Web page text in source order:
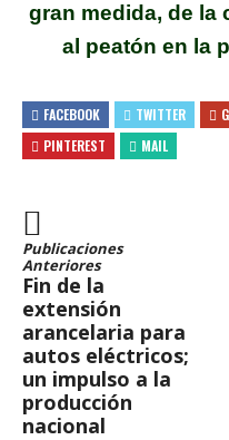
gran medida, de la
al peatón en la
FACEBOOK TWITTER
PINTEREST
MAIL
Publicaciones
Anteriores
Fin de la
extensión
arancelaria para
autos eléctricos;
un impulso a la
producción
nacional